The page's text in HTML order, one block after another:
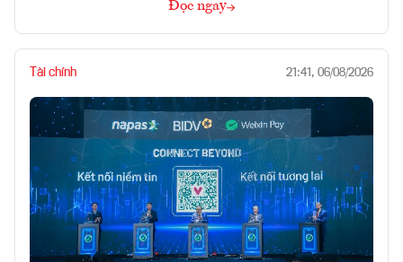
Đọc ngay
Tài chính 21:41, 06/08/2026